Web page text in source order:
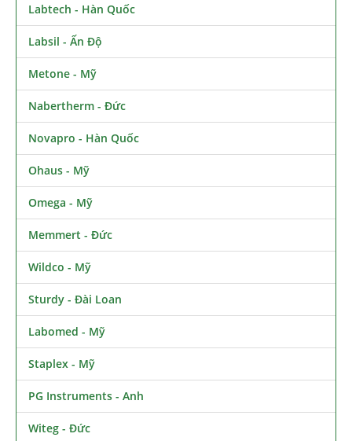
Labtech - Hàn Quốc
Labsil - Ấn Độ
Metone - Mỹ
Nabertherm - Đức
Novapro - Hàn Quốc
Ohaus - Mỹ
Omega - Mỹ
Memmert - Đức
Wildco - Mỹ
Sturdy - Đài Loan
Labomed - Mỹ
Staplex - Mỹ
PG Instruments - Anh
Witeg - Đức